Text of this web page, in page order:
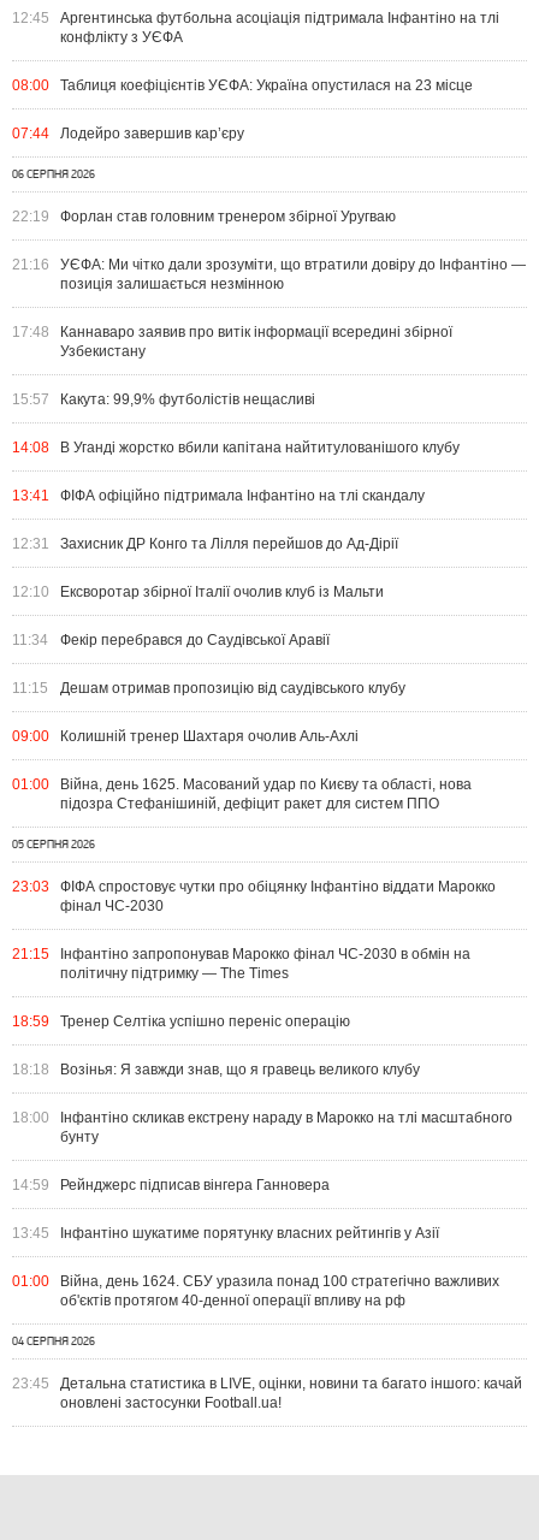
12:45
Аргентинська футбольна асоціація підтримала Інфантіно на тлі
конфлікту з УЄФА
08:00 Таблиця коефіцієнтів УЄФА: Україна опустилася на 23 місце
07:44 Лодейро завершив кар’єру
06 СЕРПНЯ 2026
22:19 Форлан став головним тренером збірної Уругваю
21:16
УЄФА: Ми чітко дали зрозуміти, що втратили довіру до Інфантіно —
позиція залишається незмінною
17:48
Каннаваро заявив про витік інформації всередині збірної
Узбекистану
15:57 Какута: 99,9% футболістів нещасливі
14:08 В Уганді жорстко вбили капітана найтитулованішого клубу
13:41 ФІФА офіційно підтримала Інфантіно на тлі скандалу
12:31 Захисник ДР Конго та Лілля перейшов до Ад-Дірії
12:10 Ексворотар збірної Італії очолив клуб із Мальти
11:34 Фекір перебрався до Саудівської Аравії
11:15 Дешам отримав пропозицію від саудівського клубу
09:00 Колишній тренер Шахтаря очолив Аль-Ахлі
01:00
Війна, день 1625. Масований удар по Києву та області, нова
підозра Стефанішиній, дефіцит ракет для систем ППО
05 СЕРПНЯ 2026
23:03
ФІФА спростовує чутки про обіцянку Інфантіно віддати Марокко
фінал ЧС-2030
21:15
Інфантіно запропонував Марокко фінал ЧС-2030 в обмін на
політичну підтримку — The Times
18:59 Тренер Селтіка успішно переніс операцію
18:18 Возінья: Я завжди знав, що я гравець великого клубу
18:00
Інфантіно скликав екстрену нараду в Марокко на тлі масштабного
бунту
14:59 Рейнджерс підписав вінгера Ганновера
13:45 Інфантіно шукатиме порятунку власних рейтингів у Азії
01:00
Війна, день 1624. СБУ уразила понад 100 стратегічно важливих
об'єктів протягом 40-денної операції впливу на рф
04 СЕРПНЯ 2026
23:45
Детальна статистика в LIVE, оцінки, новини та багато іншого: качай
оновлені застосунки Football.ua!